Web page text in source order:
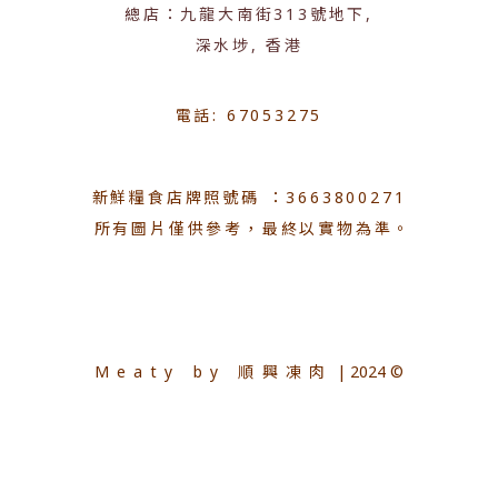
總店：九龍大南街313號地下,
深水埗, 香港
電話: 67053275
新鮮糧食店牌照號碼 ：3663800271
所有圖片僅供參考，最終以實物為準。
Meaty by 順興凍肉 | 2024 ©